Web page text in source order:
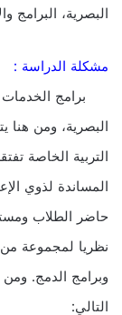
البصرية، البرامج
مشكلة الدراسة :
برامج الخدمات
البصرية، ومن هنا
التربية الخاصة
المساندة لذوي
حاضر الطلاب
نظريا لمجموعة
وبرامج الدمج.
التالي: